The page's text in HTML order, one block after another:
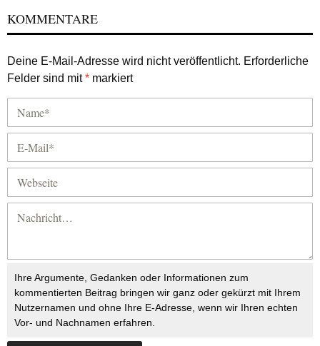
KOMMENTARE
Deine E-Mail-Adresse wird nicht veröffentlicht. Erforderliche
Felder sind mit* markiert
Ihre Argumente, Gedanken oder Informationen zum
kommentierten Beitrag bringen wir ganz oder gekürzt mit Ihrem
Nutzernamen und ohne Ihre E-Adresse, wenn wir Ihren echten
Vor- und Nachnamen erfahren.